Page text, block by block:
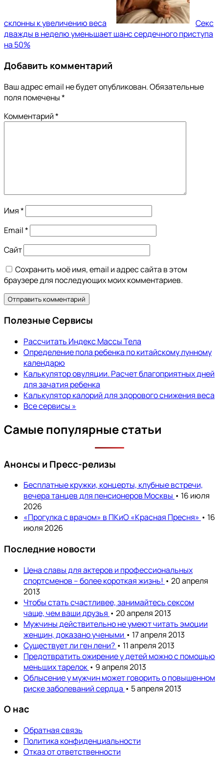
склонны к увеличению веса
Секс
дважды в неделю уменьшает шанс сердечного приступа
на 50%
Добавить комментарий
Ваш адрес email не будет опубликован.Обязательные
поля помечены*
Комментарий*
Имя*
Email*
Сайт
Сохранить моё имя, email и адрес сайта в этом
браузере для последующих моих комментариев.
Полезные Сервисы
Рассчитать Индекс Массы Тела
Определение пола ребенка по китайскому лунному
календарю
Калькулятор овуляции. Расчет благоприятных дней
для зачатия ребенка
Калькулятор калорий для здорового снижения веса
Все сервисы »
Самые популярные статьи
Анонсы и Пресс-релизы
Бесплатные кружки, концерты, клубные встречи,
вечера танцев для пенсионеров Москвы • 16 июля
2026
«Прогулка с врачом» в ПКиО «Красная Пресня» • 16
июля 2026
Последние новости
Цена славы для актеров и профессиональных
спортсменов – более короткая жизнь! • 20 апреля
2013
Чтобы стать счастливее, занимайтесь сексом
чаще, чем ваши друзья • 20 апреля 2013
Мужчины действительно не умеют читать эмоции
женщин, доказано учеными • 17 апреля 2013
Существует ли ген лени? • 11 апреля 2013
Предотвратить ожирение у детей можно с помощью
меньших тарелок • 9 апреля 2013
Облысение у мужчин может говорить о повышенном
риске заболеваний сердца • 5 апреля 2013
О нас
Обратная связь
Политика конфиденциальности
Отказ от ответственности